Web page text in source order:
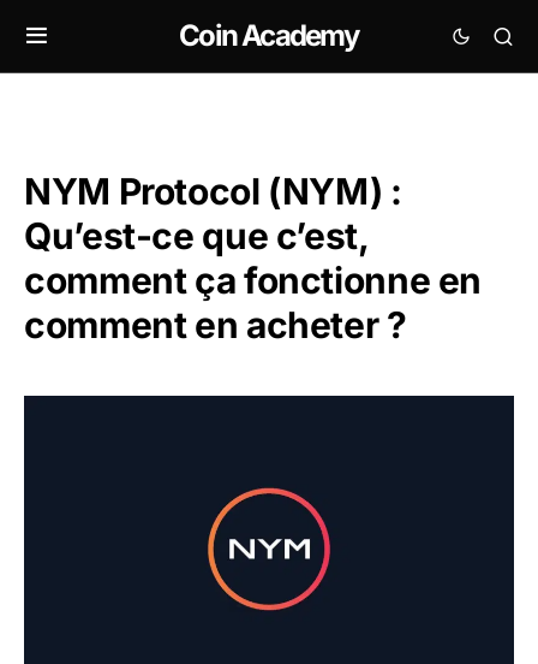
Coin Academy
NYM Protocol (NYM) :
Qu’est-ce que c’est,
comment ça fonctionne en
comment en acheter ?